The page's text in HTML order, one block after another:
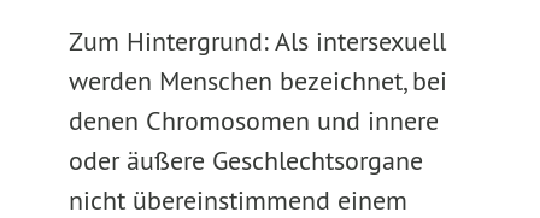
Zum Hintergrund: Als intersexuell
werden Menschen bezeichnet, bei
denen Chromosomen und innere
oder äußere Geschlechtsorgane
nicht übereinstimmend einem